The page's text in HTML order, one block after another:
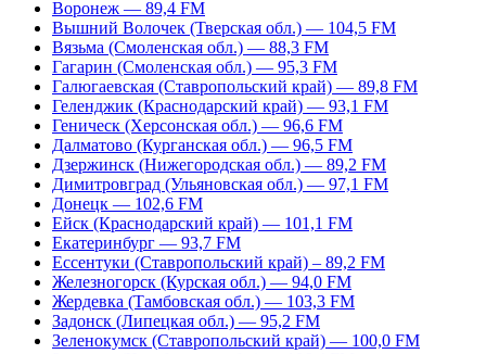
Воронеж — 89,4 FM
Вышний Волочек (Тверская обл.) — 104,5 FM
Вязьма (Смоленская обл.) — 88,3 FM
Гагарин (Смоленская обл.) — 95,3 FM
Галюгаевская (Ставропольский край) — 89,8 FM
Геленджик (Краснодарский край) — 93,1 FM
Геническ (Херсонская обл.) — 96,6 FM
Далматово (Курганская обл.) — 96,5 FM
Дзержинск (Нижегородская обл.) — 89,2 FM
Димитровград (Ульяновская обл.) — 97,1 FM
Донецк — 102,6 FM
Ейск (Краснодарский край) — 101,1 FM
Екатеринбург — 93,7 FM
Ессентуки (Ставропольский край) – 89,2 FM
Железногорск (Курская обл.) — 94,0 FM
Жердевка (Тамбовская обл.) — 103,3 FM
Задонск (Липецкая обл.) — 95,2 FM
Зеленокумск (Ставропольский край) — 100,0 FM